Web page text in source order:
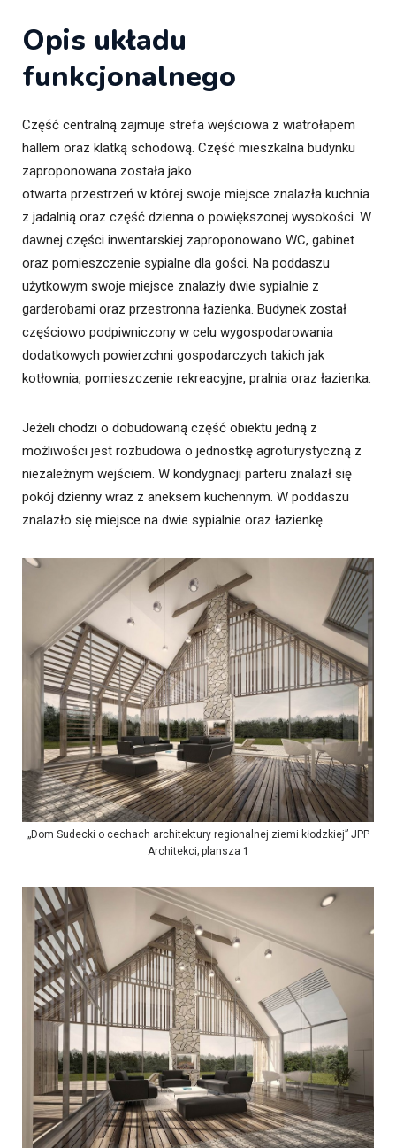
Opis układu
funkcjonalnego
Część centralną zajmuje strefa wejściowa z wiatrołapem
hallem oraz klatką schodową. Część mieszkalna budynku
zaproponowana została jako
otwarta przestrzeń w której swoje miejsce znalazła kuchnia
z jadalnią oraz część dzienna o powiększonej wysokości. W
dawnej części inwentarskiej zaproponowano WC, gabinet
oraz pomieszczenie sypialne dla gości. Na poddaszu
użytkowym swoje miejsce znalazły dwie sypialnie z
garderobami oraz przestronna łazienka. Budynek został
częściowo podpiwniczony w celu wygospodarowania
dodatkowych powierzchni gospodarczych takich jak
kotłownia, pomieszczenie rekreacyjne, pralnia oraz łazienka.
Jeżeli chodzi o dobudowaną część obiektu jedną z
możliwości jest rozbudowa o jednostkę agroturystyczną z
niezależnym wejściem. W kondygnacji parteru znalazł się
pokój dzienny wraz z aneksem kuchennym. W poddaszu
znalazło się miejsce na dwie sypialnie oraz łazienkę.
„Dom Sudecki o cechach architektury regionalnej ziemi kłodzkiej” JPP
Architekci; plansza 1